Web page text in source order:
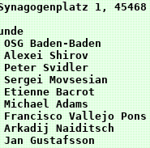
1,
OSG Baden-Baden
Alexei Shirov
Svidler
Movsesian
Etienne Bacrot
Adams
Vallejo Pons
Naiditsch
Gustafsson